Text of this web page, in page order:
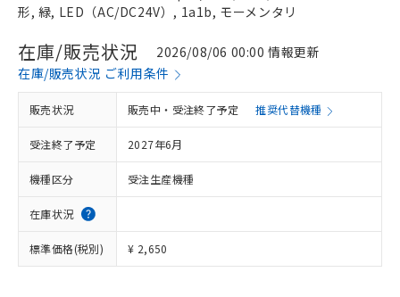
形, 緑, LED（AC/DC24V）, 1a1b, モーメンタリ
在庫/販売状況
2026/08/06 00:00 情報更新
在庫/販売状況 ご利用条件
販売状況 販売中・受注終了予定 推奨代替機種
受注終了予定 2027年6月
機種区分 受注生産機種
在庫状況
標準価格(税別) ¥ 2,650